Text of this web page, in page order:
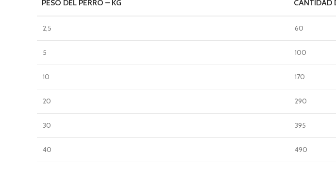
PESO DEL PERRO – KG CANTIDAD
2,5 60
5 100
10 170
20 290
30 395
40 490